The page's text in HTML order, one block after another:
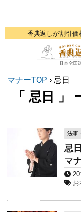
香典返しが割引価
マナーTOP › 忌日
「 忌日 」
法事
忌
マ
お